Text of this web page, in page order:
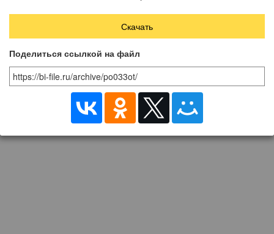
Скачать
Поделиться ссылкой на файл